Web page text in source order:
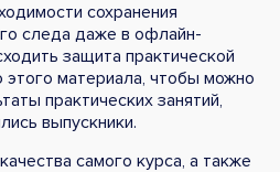
сохранения
следа даже в офлайн-
защита практической
материала, чтобы можно
практических занятий,
выпускники.
самого курса, а также